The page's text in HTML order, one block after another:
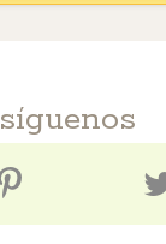
síguenos